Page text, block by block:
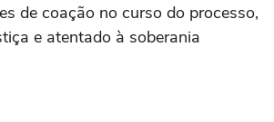
de coação no curso do processo,
e atentado à soberania